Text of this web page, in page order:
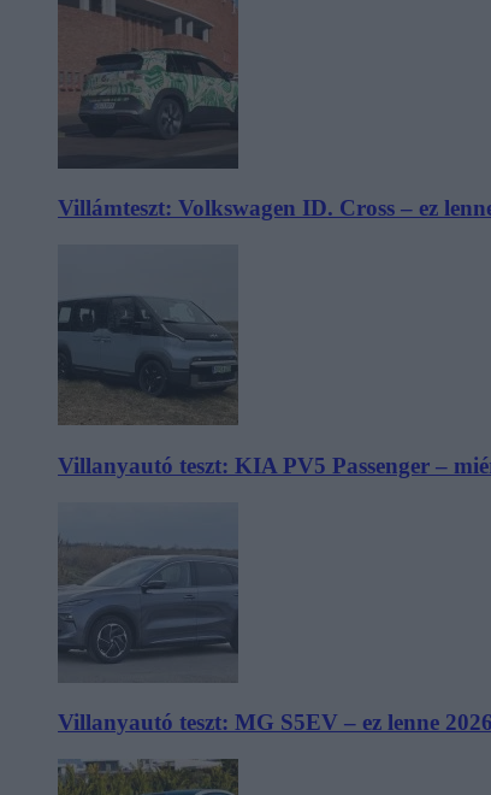
Villámteszt: Volkswagen ID. Cross – ez
Villanyautó teszt: KIA PV5 Passenger –
Villanyautó teszt: MG S5EV – ez lenne